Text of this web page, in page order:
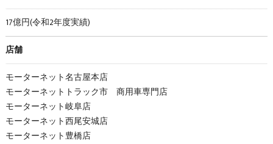
17億円(令和2年度実績)
店舗
モーターネット名古屋本店
モーターネットトラック市 商用車専門店
モーターネット岐阜店
モーターネット西尾安城店
モーターネット豊橋店